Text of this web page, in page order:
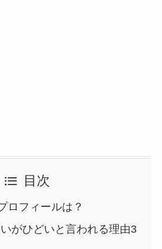
目次
ロフィールは？
がひどいと言われる理由3